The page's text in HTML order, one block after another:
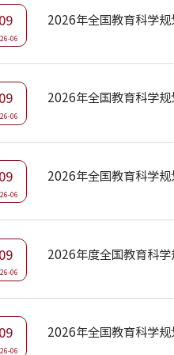
09
06
2026年全国教育科学
09
06
2026年全国教育科学
09
06
2026年全国教育科学
09
06
2026年度全国教育科
09
06
2026年全国教育科学